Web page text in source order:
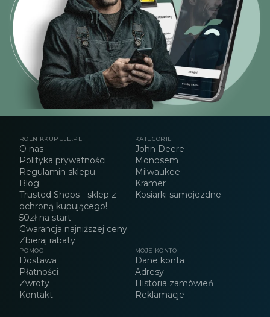
ROLNIKKUPUJE.PL
O nas
Polityka prywatności
Regulamin sklepu
Blog
Trusted Shops - sklep z
ochroną kupującego!
50zł na start
Gwarancja najniższej ceny
Zbieraj rabaty
KATEGORIE
John Deere
Monosem
Milwaukee
Kramer
Kosiarki samojezdne
POMOC
Dostawa
Płatności
Zwroty
Kontakt
MOJE KONTO
Dane konta
Adresy
Historia zamówień
Reklamacje